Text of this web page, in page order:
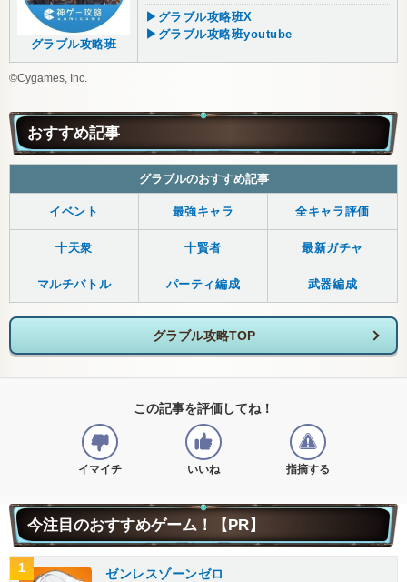
グラブル攻略班
▶グラブル攻略班X
▶グラブル攻略班youtube
©Cygames, Inc.
おすすめ記事
グラブルのおすすめ記事
イベント 最強キャラ 全キャラ評価
十天衆 十賢者 最新ガチャ
マルチバトル パーティ編成 武器編成
グラブル攻略TOP
この記事を評価してね！
イマイチ いいね 指摘する
今注目のおすすめゲーム！【PR】
1 ゼンレスゾーンゼロ